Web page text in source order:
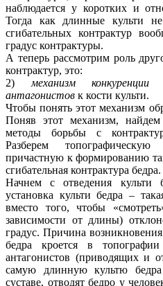
наблюдается у коротких и
Тогда как длинные культи
сгибательных контрактур
градус контрактуры.
А теперь рассмотрим роль
контрактур, это:
2)механизм
антагонистов к кости культи.
Чтобы понять этот механизм
Поняв этот механизм,
методы борьбы с
Разберем
причастную к формированию
сгибательная контрактура бедра.
Начнем с отведения культи
установка культи бедра –
вместо того, чтобы
зависимости от длины)
градус. Причина
бедра кроется в
антагонистов (приводящих и
самую длинную культю
суставе, отводят бедро у